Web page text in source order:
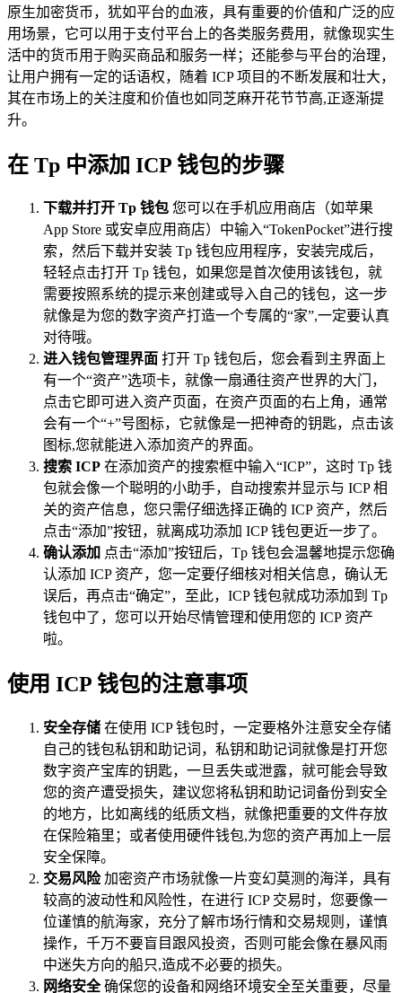
原生加密货币，犹如平台的血液，具有重要的价值和广泛的应
用场景，它可以用于支付平台上的各类服务费用，就像现实生
活中的货币用于购买商品和服务一样；还能参与平台的治理，
让用户拥有一定的话语权，随着 ICP 项目的不断发展和壮大，
其在市场上的关注度和价值也如同芝麻开花节节高,正逐渐提
升。
在 Tp 中添加 ICP 钱包的步骤
下载并打开 Tp 钱包 您可以在手机应用商店（如苹果
App Store 或安卓应用商店）中输入“TokenPocket”进行搜
索，然后下载并安装 Tp 钱包应用程序，安装完成后，
轻轻点击打开 Tp 钱包，如果您是首次使用该钱包，就
需要按照系统的提示来创建或导入自己的钱包，这一步
就像是为您的数字资产打造一个专属的“家”,一定要认真
对待哦。
进入钱包管理界面 打开 Tp 钱包后，您会看到主界面上
有一个“资产”选项卡，就像一扇通往资产世界的大门，
点击它即可进入资产页面，在资产页面的右上角，通常
会有一个“+”号图标，它就像是一把神奇的钥匙，点击该
图标,您就能进入添加资产的界面。
搜索 ICP 在添加资产的搜索框中输入“ICP”，这时 Tp 钱
包就会像一个聪明的小助手，自动搜索并显示与 ICP 相
关的资产信息，您只需仔细选择正确的 ICP 资产，然后
点击“添加”按钮，就离成功添加 ICP 钱包更近一步了。
确认添加 点击“添加”按钮后，Tp 钱包会温馨地提示您确
认添加 ICP 资产，您一定要仔细核对相关信息，确认无
误后，再点击“确定”，至此，ICP 钱包就成功添加到 Tp
钱包中了，您可以开始尽情管理和使用您的 ICP 资产
啦。
使用 ICP 钱包的注意事项
安全存储 在使用 ICP 钱包时，一定要格外注意安全存储
自己的钱包私钥和助记词，私钥和助记词就像是打开您
数字资产宝库的钥匙，一旦丢失或泄露，就可能会导致
您的资产遭受损失，建议您将私钥和助记词备份到安全
的地方，比如离线的纸质文档，就像把重要的文件存放
在保险箱里；或者使用硬件钱包,为您的资产再加上一层
安全保障。
交易风险加密资产市场就像一片变幻莫测的海洋，具有
较高的波动性和风险性，在进行 ICP 交易时，您要像一
位谨慎的航海家，充分了解市场行情和交易规则，谨慎
操作，千万不要盲目跟风投资，否则可能会像在暴风雨
中迷失方向的船只,造成不必要的损失。
网络安全确保您的设备和网络环境安全至关重要，尽量